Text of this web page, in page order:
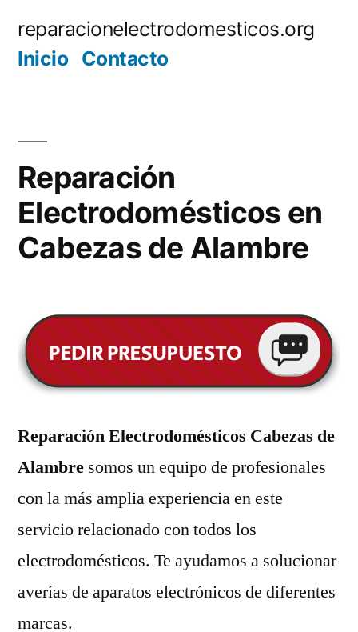
reparacionelectrodomesticos.org
Inicio Contacto
Reparación
Electrodomésticos en
Cabezas de Alambre
Reparación Electrodomésticos Cabezas de
Alambre somos un equipo de profesionales
con la más amplia experiencia en este
servicio relacionado con todos los
electrodomésticos. Te ayudamos a solucionar
averías de aparatos electrónicos de diferentes
marcas.